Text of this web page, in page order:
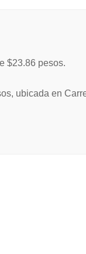
$23.86 pesos.
ubicada en